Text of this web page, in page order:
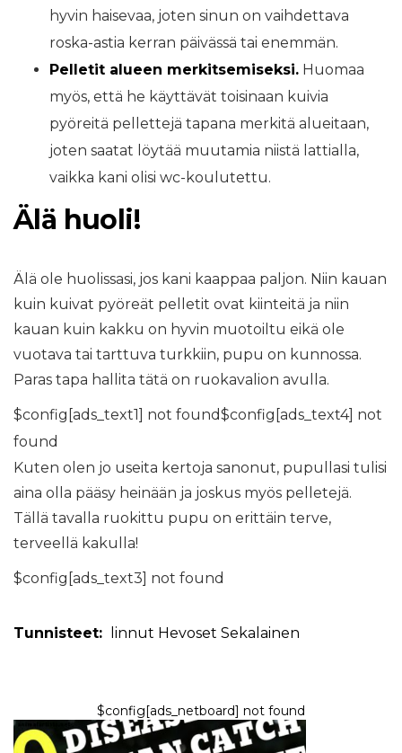
hyvin haisevaa, joten sinun on vaihdettava
roska-astia kerran päivässä tai enemmän.
Pelletit alueen merkitsemiseksi. Huomaa
myös, että he käyttävät toisinaan kuivia
pyöreitä pellettejä tapana merkitä alueitaan,
joten saatat löytää muutamia niistä lattialla,
vaikka kani olisi wc-koulutettu.
Älä huoli!
Älä ole huolissasi, jos kani kaappaa paljon. Niin kauan
kuin kuivat pyöreät pelletit ovat kiinteitä ja niin
kauan kuin kakku on hyvin muotoiltu eikä ole
vuotava tai tarttuva turkkiin, pupu on kunnossa.
Paras tapa hallita tätä on ruokavalion avulla.
$config[ads_text1] not found$config[ads_text4] not
found
Kuten olen jo useita kertoja sanonut, pupullasi tulisi
aina olla pääsy heinään ja joskus myös pelletejä.
Tällä tavalla ruokittu pupu on erittäin terve,
terveellä kakulla!
$config[ads_text3] not found
Tunnisteet: linnut Hevoset Sekalainen
$config[ads_netboard] not found